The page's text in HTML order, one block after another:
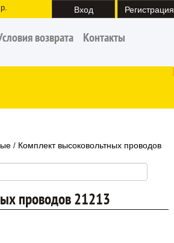
р. Вход Регистрация
возврата Контакты
/ Комплект высоковольтных проводов
проводов 21213